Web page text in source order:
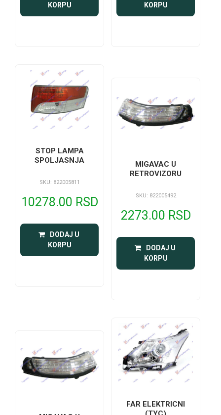
KORPU
KORPU
STOP LAMPA
SPOLJASNJA
SKU: 822005811
10278.00 RSD
DODAJ U
KORPU
MIGAVAC U
RETROVIZORU
SKU: 822005492
2273.00 RSD
DODAJ U
KORPU
FAR ELEKTRICNI